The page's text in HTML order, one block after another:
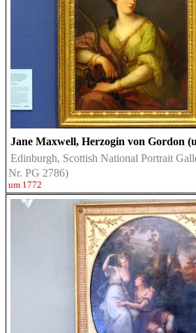
Jane Maxwell, Herzogin von Gordon
Edinburgh, Scottish National Portrait
Nr. PG 2786)
um 1772